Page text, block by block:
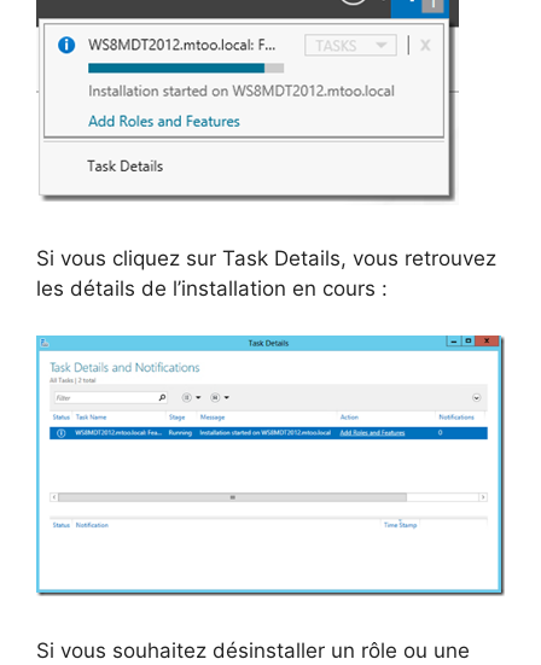
Si vous cliquez sur Task Details, vous retrouvez
les détails de l’installation en cours :
Si vous souhaitez désinstaller un rôle ou une